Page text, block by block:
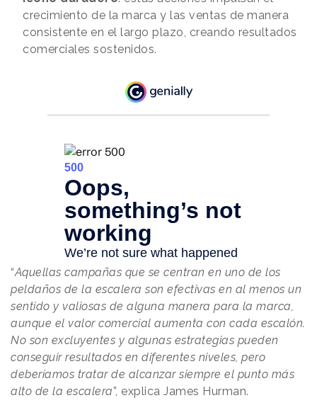
crecimiento de la marca y las ventas de manera
consistente en el largo plazo, creando resultados
comerciales sostenidos.
“Aquellas campañas que se centran en uno de los
peldaños de la escalera son efectivas en al menos un
sentido y valiosas de alguna manera para la marca,
aunque el valor comercial aumenta con cada escalón.
No son excluyentes y algunas estrategias pueden
conseguir resultados en diferentes niveles, pero
deberíamos tratar de alcanzar siempre el punto más
alto de la escalera”, explica James Hurman.